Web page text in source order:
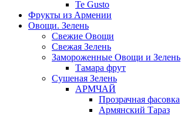
Te Gusto
Фрукты из Армении
Овощи. Зелень
Свежие Овощи
Свежая Зелень
Замороженные Овощи и Зелень
Тамара фрут
Сушеная Зелень
АРМЧАЙ
Прозрачная фасовка
Армянский Тараз